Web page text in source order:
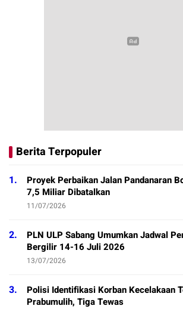
Berita Terpopuler
1.
Proyek Perbaikan Jalan Pandanaran
7,5 Miliar Dibatalkan
11/07/2026
2.
PLN ULP Sabang Umumkan Jadwal
Bergilir 14-16 Juli 2026
13/07/2026
3.
Polisi Identifikasi Korban Kecelakaan
Prabumulih, Tiga Tewas